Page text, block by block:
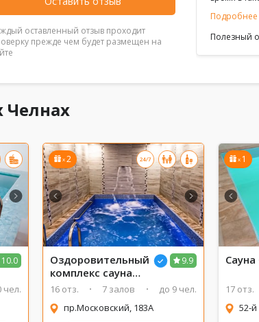
оставленный отзыв проходит
прежде чем будет размещен на
Подробнее
Полезный
Челнах
10.0
чел.
x 2
9.9
Оздоровительный
комплекс сауна
Сабай Стайл
16 отз. 7 залов
до 9 чел.
пр.Московский, 183А
x 1
17 отз.
52-